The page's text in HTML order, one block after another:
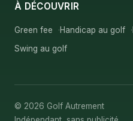
À DÉCOUVRIR
Green fee Handicap au golf
Swing au golf
© 2026 Golf Autrement